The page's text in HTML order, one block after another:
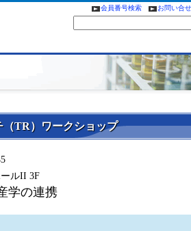
会員番号検索 お問い合せ
TR）ワークショップ
ルII 3F
学の連携